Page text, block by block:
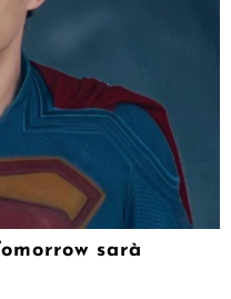
sarà